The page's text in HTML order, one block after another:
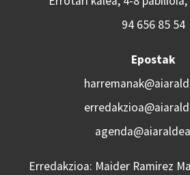
94 656 85 54
Epostak
Erredakzioa: Maider Ramirez